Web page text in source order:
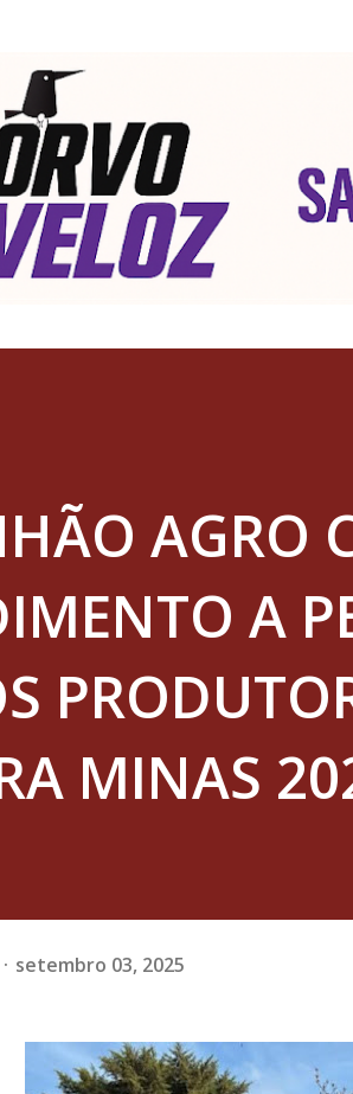
AGRO
A
MINAS
setembro 03, 2025